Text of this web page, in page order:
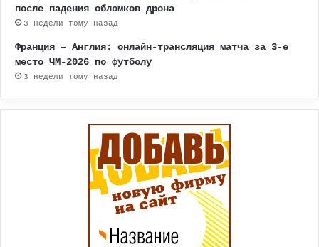
после падения обломков дрона
3 недели тому назад
Франция – Англия: онлайн-трансляция матча за 3-е
место ЧМ-2026 по футболу
3 недели тому назад